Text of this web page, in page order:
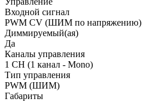
Входной сигнал
PWM СV (ШИМ по напряжению)
Диммируемый(ая)
Да
Каналы управления
1 CH (1 канал - Mono)
Тип управления
PWM (ШИМ)
Габариты